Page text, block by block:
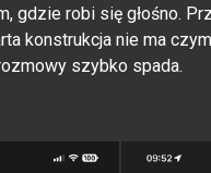
gdzie robi się głośno.
konstrukcja nie ma
szybko spada.